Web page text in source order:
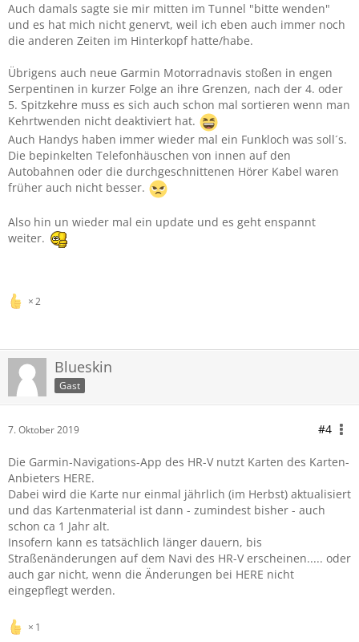
Auch damals sagte sie mir mitten im Tunnel "bitte wenden"
und es hat mich nicht genervt, weil ich eben auch immer noch
die anderen Zeiten im Hinterkopf hatte/habe.
Übrigens auch neue Garmin Motorradnavis stoßen in engen
Serpentinen in kurzer Folge an ihre Grenzen, nach der 4. oder
5. Spitzkehre muss es sich auch schon mal sortieren wenn man
Kehrtwenden nicht deaktiviert hat.
Auch Handys haben immer wieder mal ein Funkloch was soll´s.
Die bepinkelten Telefonhäuschen von innen auf den
Autobahnen oder die durchgeschnittenen Hörer Kabel waren
früher auch nicht besser.
Also hin un wieder mal ein update und es geht enspannt
weiter.
2
Blueskin
Gast
7. Oktober 2019 #4
Die Garmin-Navigations-App des HR-V nutzt Karten des Karten-
Anbieters HERE.
Dabei wird die Karte nur einmal jährlich (im Herbst) aktualisiert
und das Kartenmaterial ist dann - zumindest bisher - auch
schon ca 1 Jahr alt.
Insofern kann es tatsächlich länger dauern, bis
Straßenänderungen auf dem Navi des HR-V erscheinen..... oder
auch gar nicht, wenn die Änderungen bei HERE nicht
eingepflegt werden.
1